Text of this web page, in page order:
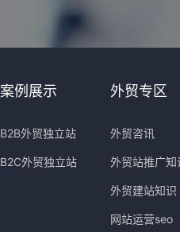
案例展示
B2B外贸独立站
B2C外贸独立站
外贸专区
外贸咨讯
外贸站推广知
外贸建站知识
网站运营seo